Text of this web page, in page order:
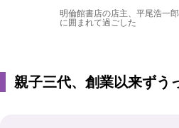
明倫館書店の店主、平尾浩一
に囲まれて過ごした
親子三代、創業以来ずう